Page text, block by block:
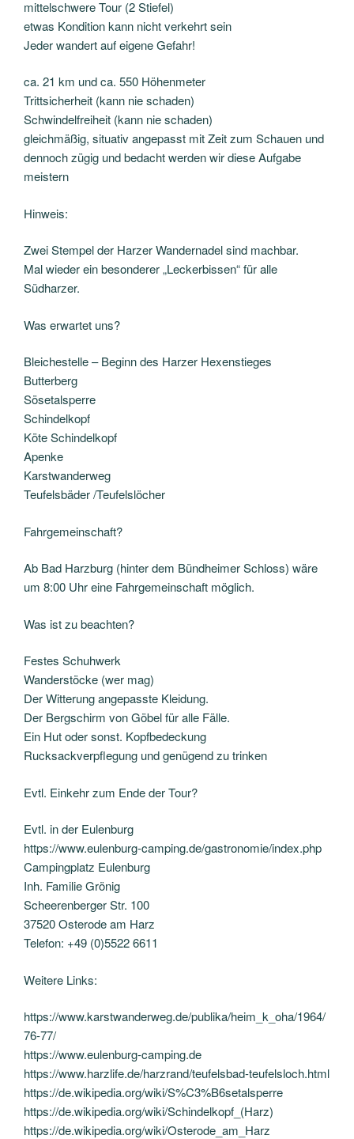
mittelschwere Tour (2 Stiefel)
etwas Kondition kann nicht verkehrt sein
Jeder wandert auf eigene Gefahr!
ca. 21 km und ca. 550 Höhenmeter
Trittsicherheit (kann nie schaden)
Schwindelfreiheit (kann nie schaden)
gleichmäßig, situativ angepasst mit Zeit zum Schauen und
dennoch zügig und bedacht werden wir diese Aufgabe
meistern
Hinweis:
Zwei Stempel der Harzer Wandernadel sind machbar.
Mal wieder ein besonderer „Leckerbissen“ für alle
Südharzer.
Was erwartet uns?
Bleichestelle – Beginn des Harzer Hexenstieges
Butterberg
Sösetalsperre
Schindelkopf
Köte Schindelkopf
Apenke
Karstwanderweg
Teufelsbäder /Teufelslöcher
Fahrgemeinschaft?
Ab Bad Harzburg (hinter dem Bündheimer Schloss) wäre
um 8:00 Uhr eine Fahrgemeinschaft möglich.
Was ist zu beachten?
Festes Schuhwerk
Wanderstöcke (wer mag)
Der Witterung angepasste Kleidung.
Der Bergschirm von Göbel für alle Fälle.
Ein Hut oder sonst. Kopfbedeckung
Rucksackverpflegung und genügend zu trinken
Evtl. Einkehr zum Ende der Tour?
Evtl. in der Eulenburg
https://www.eulenburg-camping.de/gastronomie/index.php
Campingplatz Eulenburg
Inh. Familie Grönig
Scheerenberger Str. 100
37520 Osterode am Harz
Telefon: +49 (0)5522 6611
Weitere Links:
https://www.karstwanderweg.de/publika/heim_k_oha/1964/
76-77/
https://www.eulenburg-camping.de
https://www.harzlife.de/harzrand/teufelsbad-teufelsloch.html
https://de.wikipedia.org/wiki/S%C3%B6setalsperre
https://de.wikipedia.org/wiki/Schindelkopf_(Harz)
https://de.wikipedia.org/wiki/Osterode_am_Harz